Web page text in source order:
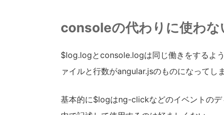
consoleの代わりに使わな
$log.logとconsole.logは同じ働きをするよ
ァイルと行数がangular.jsのものになってしま
基本的に$logはng-clickなどのイベントの